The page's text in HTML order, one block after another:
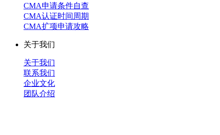
CMA申请条件自查
CMA认证时间周期
CMA扩项申请攻略
关于我们
关于我们
联系我们
企业文化
团队介绍